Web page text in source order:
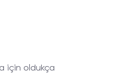
için oldukça